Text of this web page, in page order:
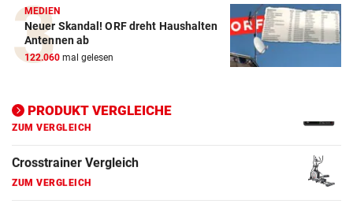
MEDIEN
Neuer Skandal! ORF dreht Haushalten
Antennen ab
122.060 mal gelesen
PRODUKT VERGLEICHE
Elektro-Scooter Vergleich
ZUM VERGLEICH
ZUM VERGLEICH
ZUM VERGLEICH